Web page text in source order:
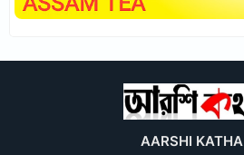
AARSHI KATHA